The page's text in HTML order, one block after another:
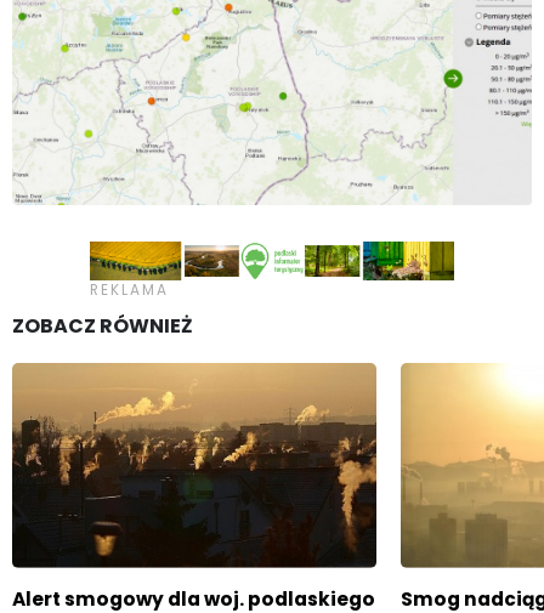
ZOBACZ RÓWNIEŻ
Alert smogowy dla woj. podlaskiego Smog